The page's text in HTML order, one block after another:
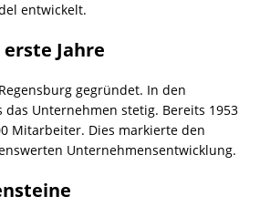
entwickelt.
Jahre
gegründet. In den
Unternehmen stetig. Bereits 1953
Mitarbeiter. Dies markierte den
Unternehmensentwicklung.